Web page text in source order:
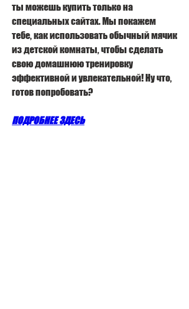
ты можешь купить только на
специальных сайтах. Мы покажем
тебе, как использовать обычный мячик
из детской комнаты, чтобы сделать
свою домашнюю тренировку
эффективной и увлекательной! Ну что,
готов попробовать?
ПОДРОБНЕЕ ЗДЕСЬ